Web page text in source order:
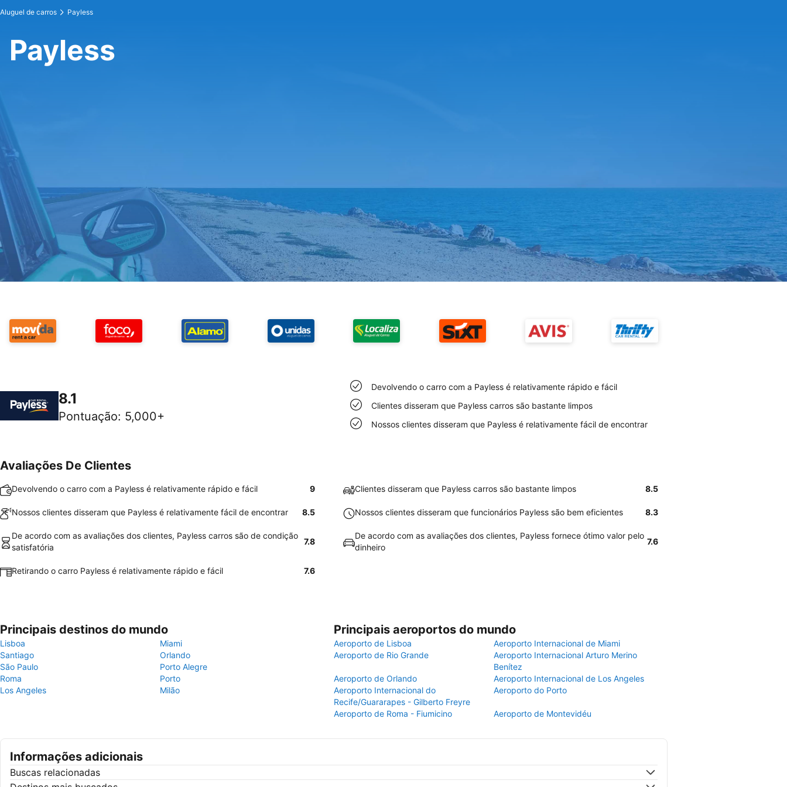
Aluguel de carros Payless
Payless
8.1
Pontuação: 5,000+
Devolvendo o carro com a Payless é relativamente rápido e fácil
Clientes disseram que Payless carros são bastante limpos
Nossos clientes disseram que Payless é relativamente fácil de encontrar
Avaliações De Clientes
Devolvendo o carro com a Payless é relativamente rápido e fácil 9 Clientes disseram que Payless carros são bastante limpos 8.5
Nossos clientes disseram que Payless é relativamente fácil de encontrar 8.5 Nossos clientes disseram que funcionários Payless são bem eficientes 8.3
De acordo com as avaliações dos clientes, Payless carros são de condição
satisfatória
7.8
De acordo com as avaliações dos clientes, Payless fornece ótimo valor pelo
dinheiro
7.6
Retirando o carro Payless é relativamente rápido e fácil 7.6
Principais destinos do mundo
Lisboa
Miami
Santiago
Orlando
São Paulo
Porto Alegre
Roma
Porto
Los Angeles
Milão
Principais aeroportos do mundo
Aeroporto de Lisboa
Aeroporto Internacional de Miami
Aeroporto de Rio Grande
Aeroporto Internacional Arturo Merino
Benítez
Aeroporto de Orlando
Aeroporto Internacional de Los Angeles
Aeroporto Internacional do
Recife/Guararapes - Gilberto Freyre
Aeroporto do Porto
Aeroporto de Roma - Fiumicino Aeroporto de Montevidéu
Informações adicionais
Buscas relacionadas